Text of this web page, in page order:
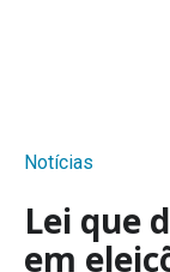
Notícias
Lei que
em